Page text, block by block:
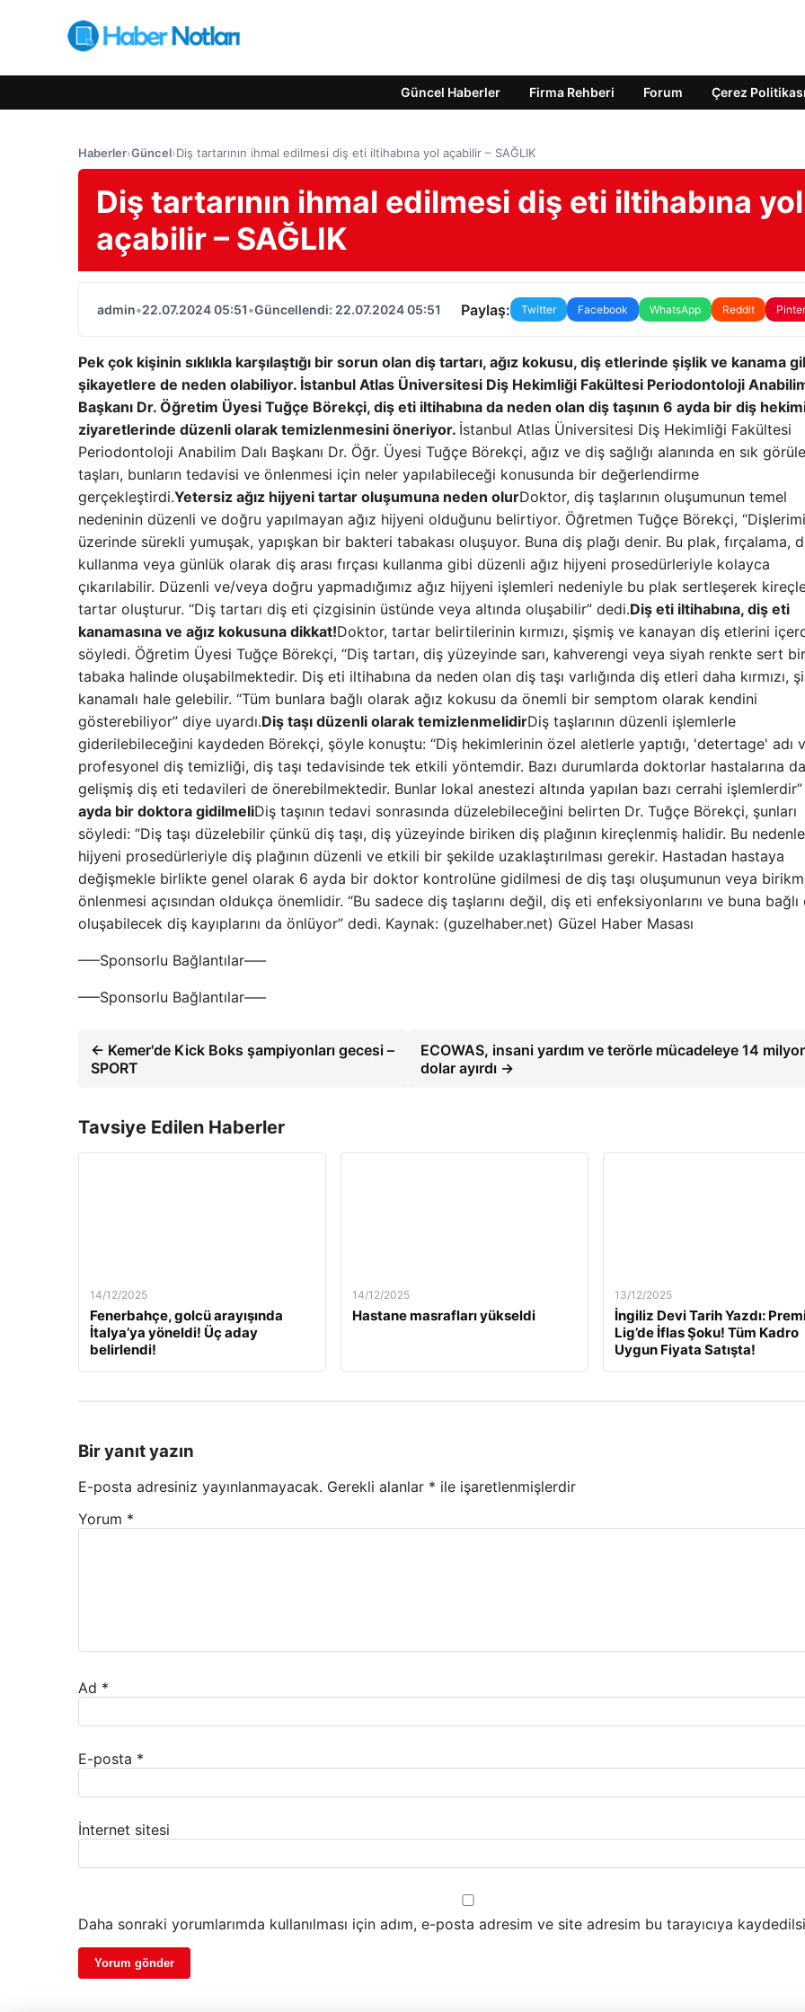
Güncel Haberler Firma Rehberi Forum Çerez Politikası
Haberler›Güncel›Diş tartarının ihmal edilmesi diş eti iltihabına yol açabilir – SAĞLIK
Diş tartarının ihmal edilmesi diş eti iltihabına yol
açabilir – SAĞLIK
admin•22.07.2024 05:51•Güncellendi: 22.07.2024 05:51 Paylaş: Twitter Facebook WhatsApp Reddit
Pek çok kişinin sıklıkla karşılaştığı bir sorun olan diş tartarı, ağız kokusu, diş etlerinde şişlik ve kanama
şikayetlere de neden olabiliyor. İstanbul Atlas Üniversitesi Diş Hekimliği Fakültesi Periodontoloji
Başkanı Dr. Öğretim Üyesi Tuğçe Börekçi, diş eti iltihabına da neden olan diş taşının 6 ayda bir diş
ziyaretlerinde düzenli olarak temizlenmesini öneriyor. İstanbul Atlas Üniversitesi Diş Hekimliği Fakültesi
Periodontoloji Anabilim Dalı Başkanı Dr. Öğr. Üyesi Tuğçe Börekçi, ağız ve diş sağlığı alanında en sık
taşları, bunların tedavisi ve önlenmesi için neler yapılabileceği konusunda bir değerlendirme
gerçekleştirdi.Yetersiz ağız hijyeni tartar oluşumuna neden olurDoktor, diş taşlarının oluşumunun temel
nedeninin düzenli ve doğru yapılmayan ağız hijyeni olduğunu belirtiyor. Öğretmen Tuğçe Börekçi,
üzerinde sürekli yumuşak, yapışkan bir bakteri tabakası oluşuyor. Buna diş plağı denir. Bu plak, fırçalama,
kullanma veya günlük olarak diş arası fırçası kullanma gibi düzenli ağız hijyeni prosedürleriyle kolayca
çıkarılabilir. Düzenli ve/veya doğru yapmadığımız ağız hijyeni işlemleri nedeniyle bu plak sertleşerek
tartar oluşturur. “Diş tartarı diş eti çizgisinin üstünde veya altında oluşabilir” dedi.Diş eti iltihabına, diş eti
kanamasına ve ağız kokusuna dikkat!Doktor, tartar belirtilerinin kırmızı, şişmiş ve kanayan diş etlerini
söyledi. Öğretim Üyesi Tuğçe Börekçi, “Diş tartarı, diş yüzeyinde sarı, kahverengi veya siyah renkte sert bir
tabaka halinde oluşabilmektedir. Diş eti iltihabına da neden olan diş taşı varlığında diş etleri daha kırmızı,
kanamalı hale gelebilir. “Tüm bunlara bağlı olarak ağız kokusu da önemli bir semptom olarak kendini
gösterebiliyor” diye uyardı.Diş taşı düzenli olarak temizlenmelidirDiş taşlarının düzenli işlemlerle
giderilebileceğini kaydeden Börekçi, şöyle konuştu: “Diş hekimlerinin özel aletlerle yaptığı, 'detertage' adı
profesyonel diş temizliği, diş taşı tedavisinde tek etkili yöntemdir. Bazı durumlarda doktorlar hastalarına
gelişmiş diş eti tedavileri de önerebilmektedir. Bunlar lokal anestezi altında yapılan bazı cerrahi
ayda bir doktora gidilmeliDiş taşının tedavi sonrasında düzelebileceğini belirten Dr. Tuğçe Börekçi, şunları
söyledi: “Diş taşı düzelebilir çünkü diş taşı, diş yüzeyinde biriken diş plağının kireçlenmiş halidir. Bu nedenle
hijyeni prosedürleriyle diş plağının düzenli ve etkili bir şekilde uzaklaştırılması gerekir. Hastadan hastaya
değişmekle birlikte genel olarak 6 ayda bir doktor kontrolüne gidilmesi de diş taşı oluşumunun veya
önlenmesi açısından oldukça önemlidir. “Bu sadece diş taşlarını değil, diş eti enfeksiyonlarını ve buna
oluşabilecek diş kayıplarını da önlüyor” dedi. Kaynak: (guzelhaber.net) Güzel Haber Masası
—–Sponsorlu Bağlantılar—–
—–Sponsorlu Bağlantılar—–
← Kemer'de Kick Boks şampiyonları gecesi –
SPORT
ECOWAS, insani yardım ve terörle mücadeleye 14
dolar ayırdı →
Tavsiye Edilen Haberler
14/12/2025
Fenerbahçe, golcü arayışında
İtalya’ya yöneldi! Üç aday
belirlendi!
14/12/2025
Hastane masrafları yükseldi
13/12/2025
İngiliz Devi Tarih Yazdı:
Lig’de İflas Şoku! Tüm Kadro
Uygun Fiyata Satışta!
Bir yanıt yazın
E-posta adresiniz yayınlanmayacak. Gerekli alanlar * ile işaretlenmişlerdir
Yorum *
Ad *
E-posta *
İnternet sitesi
Daha sonraki yorumlarımda kullanılması için adım, e-posta adresim ve site adresim bu tarayıcıya